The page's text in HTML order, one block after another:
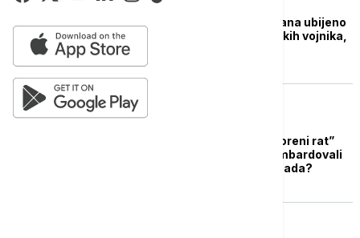
U napadima Avganistana ubijeno
najmanje 12 palestinskih vojnika,
Pakistan objavio “otvoreni rat”
talibanima: Avioni bombardovali
Kabul, šta znamo do sada?